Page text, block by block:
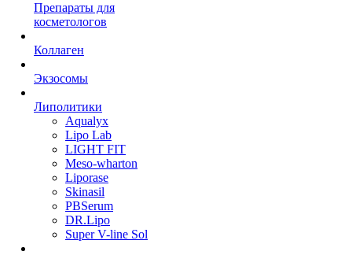
Препараты для
косметологов
Коллаген
Экзосомы
Липолитики
Aqualyx
Lipo Lab
LIGHT FIT
Meso-wharton
Liporase
Skinasil
PBSerum
DR.Lipo
Super V-line Sol